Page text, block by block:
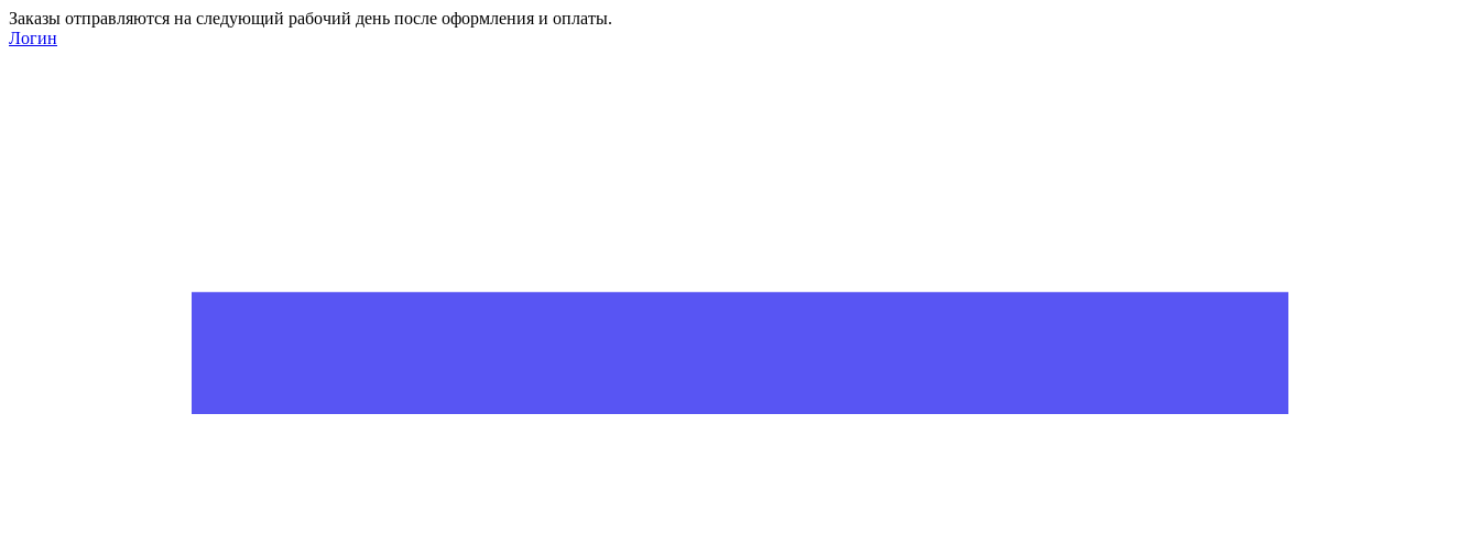
Заказы отправляются на следующий рабочий день после оформления и оплаты.
Логин